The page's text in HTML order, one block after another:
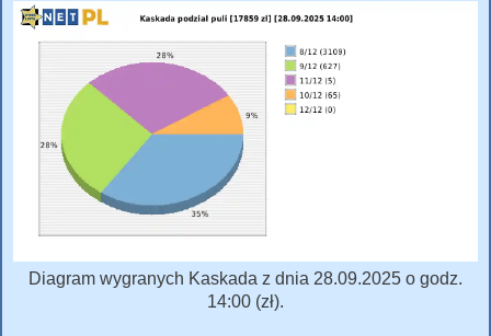
Diagram wygranych Kaskada z dnia 28.09.2025 o godz.
14:00 (zł).